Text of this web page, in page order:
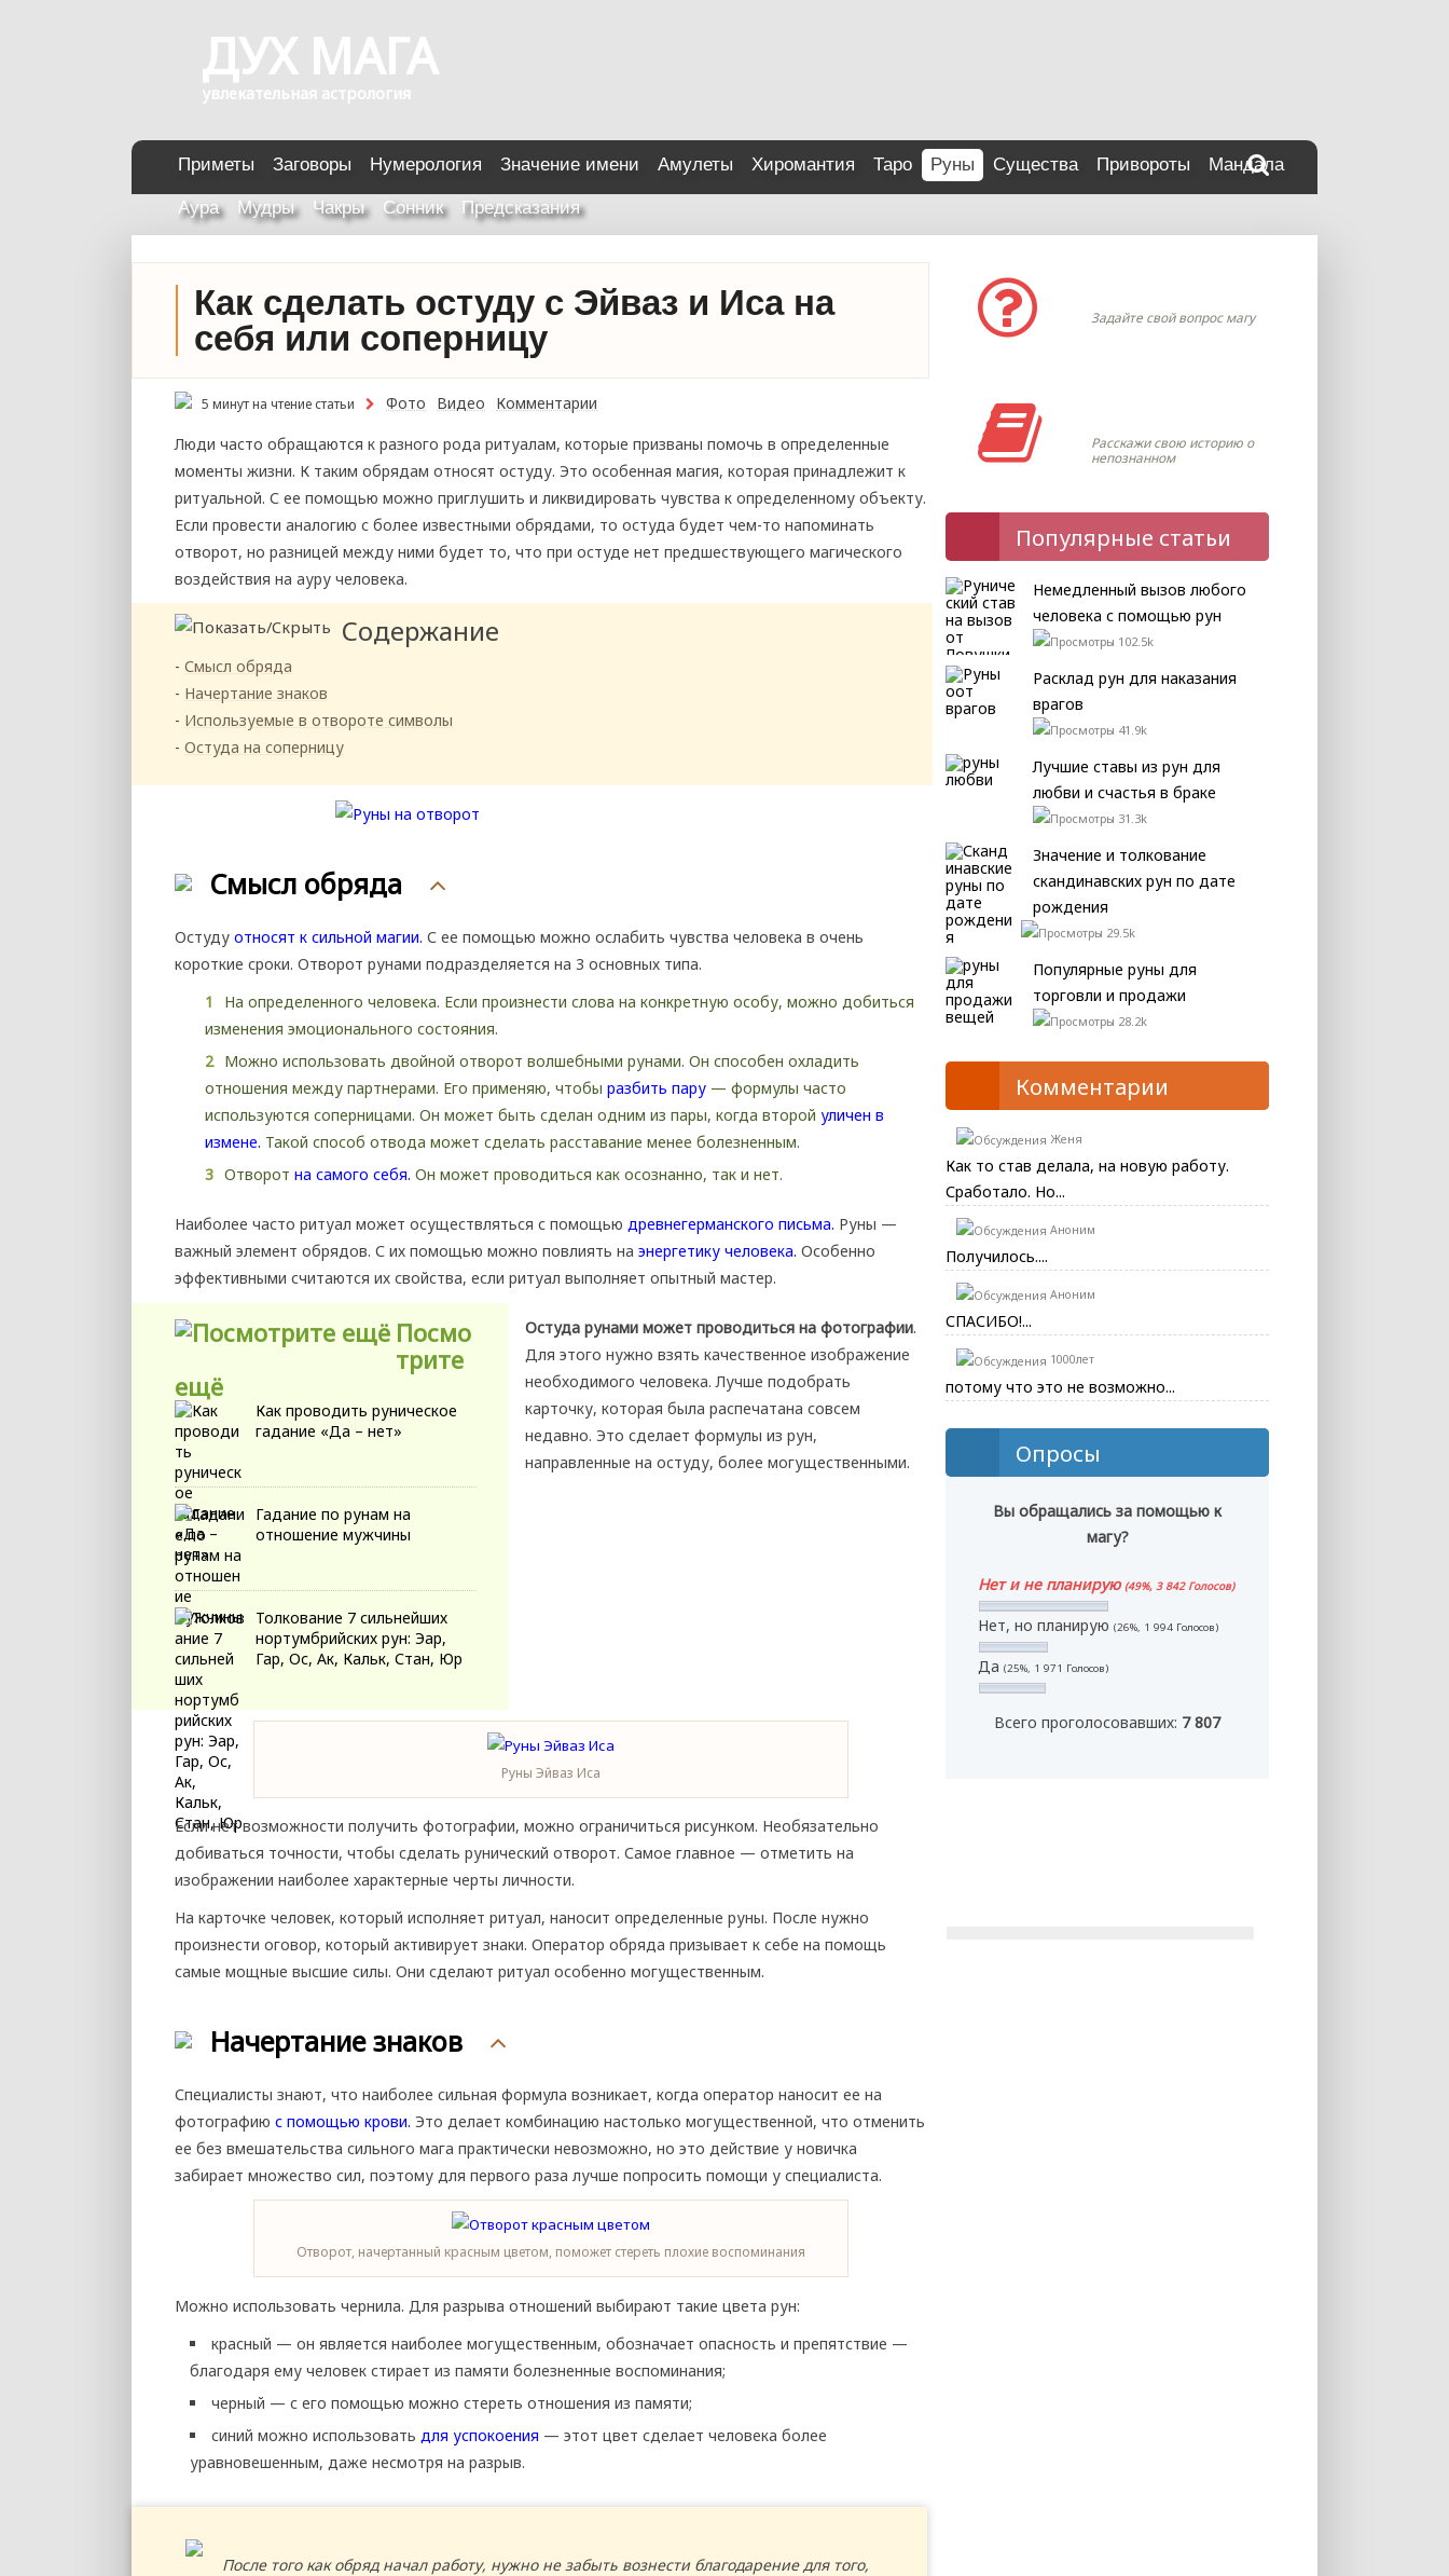
ДУХ МАГА
увлекательная астрология
Приметы Заговоры Нумерология Значение имени Амулеты Хиромантия Таро Руны Существа Привороты Мандала
Аура Мудры Чакры Сонник Предсказания
Как сделать остуду с Эйваз и Иса на
себя или соперницу
5 минут на чтение статьи Фото Видео
Комментарии
Люди часто обращаются к разного рода ритуалам, которые призваны помочь в определенные
моменты жизни. К таким обрядам относят остуду. Это особенная магия, которая принадлежит к
ритуальной. С ее помощью можно приглушить и ликвидировать чувства к определенному объекту.
Если провести аналогию с более известными обрядами, то остуда будет чем-то напоминать
отворот, но разницей между ними будет то, что при остуде нет предшествующего магического
воздействия на ауру человека.
Содержание
Смысл обряда
Начертание знаков
Используемые в отвороте символы
Остуда на соперницу
Смысл обряда
Остуду относят к сильной магии. С ее помощью можно ослабить чувства человека в очень
короткие сроки. Отворот рунами подразделяется на 3 основных типа.
На определенного человека. Если произнести слова на конкретную особу, можно добиться
изменения эмоционального состояния.
Можно использовать двойной отворот волшебными рунами. Он способен охладить
отношения между партнерами. Его применяю, чтобы разбить пару — формулы часто
используются соперницами. Он может быть сделан одним из пары, когда второй уличен в
измене. Такой способ отвода может сделать расставание менее болезненным.
Отворот на самого себя. Он может проводиться как осознанно, так и нет.
Наиболее часто ритуал может осуществляться с помощью древнегерманского письма. Руны —
важный элемент обрядов. С их помощью можно повлиять на энергетику человека. Особенно
эффективными считаются их свойства, если ритуал выполняет опытный мастер.
Посмо
трите
ещё
Как проводить руническое
гадание «Да – нет»
Гадание по рунам на
отношение мужчины
Толкование 7 сильнейших
нортумбрийских рун: Эар,
Гар, Ос, Ак, Кальк, Стан, Юр
Остуда рунами может проводиться на фотографии.
Для этого нужно взять качественное изображение
необходимого человека. Лучше подобрать
карточку, которая была распечатана совсем
недавно. Это сделает формулы из рун,
направленные на остуду, более могущественными.
Руны Эйваз Иса
Если нет возможности получить фотографии, можно ограничиться рисунком. Необязательно
добиваться точности, чтобы сделать рунический отворот. Самое главное — отметить на
изображении наиболее характерные черты личности.
На карточке человек, который исполняет ритуал, наносит определенные руны. После нужно
произнести оговор, который активирует знаки. Оператор обряда призывает к себе на помощь
самые мощные высшие силы. Они сделают ритуал особенно могущественным.
Начертание знаков
Специалисты знают, что наиболее сильная формула возникает, когда оператор наносит ее на
фотографию с помощью крови. Это делает комбинацию настолько могущественной, что отменить
ее без вмешательства сильного мага практически невозможно, но это действие у новичка
забирает множество сил, поэтому для первого раза лучше попросить помощи у специалиста.
Отворот, начертанный красным цветом, поможет стереть плохие воспоминания
Можно использовать чернила. Для разрыва отношений выбирают такие цвета рун:
красный — он является наиболее могущественным, обозначает опасность и препятствие —
благодаря ему человек стирает из памяти болезненные воспоминания;
черный — с его помощью можно стереть отношения из памяти;
синий можно использовать для успокоения — этот цвет сделает человека более
уравновешенным, даже несмотря на разрыв.
После того как обряд начал работу, нужно не забыть вознести благодарение для того,
Задайте свой вопрос магу
Расскажи свою историю о
непознанном
Популярные статьи
Немедленный вызов любого
человека с помощью рун
102.5k
Расклад рун для наказания
врагов
41.9k
Лучшие ставы из рун для
любви и счастья в браке
31.3k
Значение и толкование
скандинавских рун по дате
рождения
29.5k
Популярные руны для
торговли и продажи
28.2k
Комментарии
Женя
Как то став делала, на новую работу.
Сработало. Но...
Аноним
Получилось....
Аноним
СПАСИБО!...
1000лет
потому что это не возможно...
Опросы
Вы обращались за помощью к
магу?
Нет и не планирую(49%, 3 842 Голосов)
Нет, но планирую (26%, 1 994 Голосов)
Да (25%, 1 971 Голосов)
Всего проголосовавших: 7 807